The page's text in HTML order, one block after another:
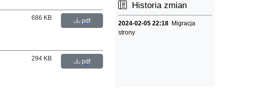
686 KB pdf
294 KB pdf
Historia zmian
2024-02-05 22:18 Migracja
strony